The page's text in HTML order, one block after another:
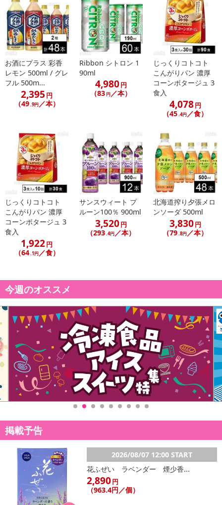
お酒にプラス 彩香
レモン 500ml / グレ
フル 500m...
2,395 円
（49 .9円／本）
Ribbon シトロン 1
90ml
4,980円
（83 円 ／本）
じっくりコトコト
こんがりパン 濃厚
コーンポタージュ 3
食入
4,078円
（45 .4円 ／食）
じっくりコトコト
こんがりパン 濃厚
コーンポタージュ 3
食入
1,922円
（64.1円／食）
サンスウィート プ
ルーン100％ 900ml
3,520円
（293.4円／本）
北海道搾り夕張メロ
ンソーダ 500ml
3,830円
（79.8円／本）
今週のオススメ
掲載予告
2026/08/07 12:00 START
花ふぜい ラベンダー 煙少香...
2,890円
（963.4円／個）